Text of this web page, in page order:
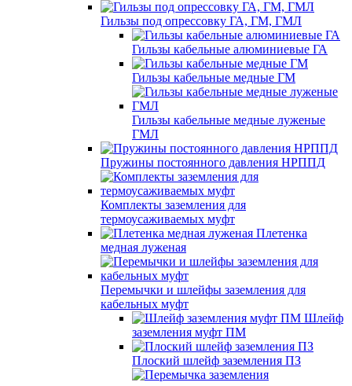
Гильзы под опрессовку ГА, ГМ, ГМЛ
Гильзы кабельные алюминиевые ГА
Гильзы кабельные медные ГМ
Гильзы кабельные медные луженые
ГМЛ
Пружины постоянного давления НРППД
Комплекты заземления для
термоусаживаемых муфт
Плетенка
медная луженая
Перемычки и шлейфы заземления для
кабельных муфт
Шлейф
заземления муфт ПМ
Плоский шлейф заземления ПЗ